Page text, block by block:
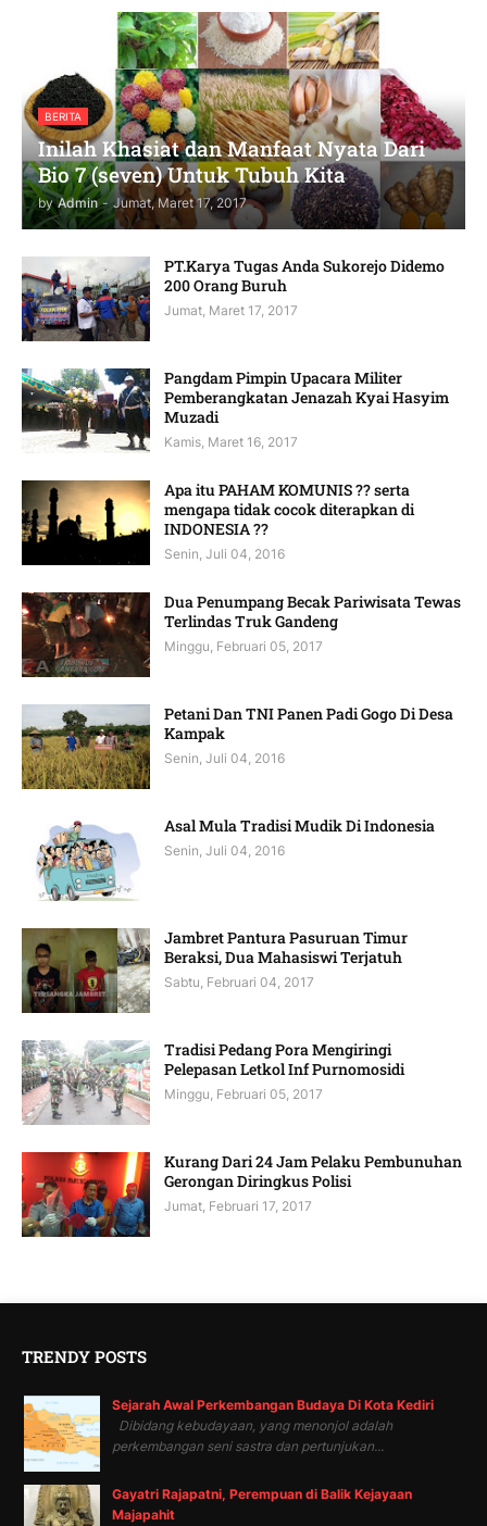
BERITA
Inilah Khasiat dan Manfaat Nyata Dari
Bio 7 (seven) Untuk Tubuh Kita
by Admin - Jumat, Maret 17, 2017
PT.Karya Tugas Anda Sukorejo Didemo
200 Orang Buruh
Jumat, Maret 17, 2017
Pangdam Pimpin Upacara Militer
Pemberangkatan Jenazah Kyai Hasyim
Muzadi
Kamis, Maret 16, 2017
Apa itu PAHAM KOMUNIS ?? serta
mengapa tidak cocok diterapkan di
INDONESIA ??
Senin, Juli 04, 2016
Dua Penumpang Becak Pariwisata Tewas
Terlindas Truk Gandeng
Minggu, Februari 05, 2017
Petani Dan TNI Panen Padi Gogo Di Desa
Kampak
Senin, Juli 04, 2016
Asal Mula Tradisi Mudik Di Indonesia
Senin, Juli 04, 2016
Jambret Pantura Pasuruan Timur
Beraksi, Dua Mahasiswi Terjatuh
Sabtu, Februari 04, 2017
Tradisi Pedang Pora Mengiringi
Pelepasan Letkol Inf Purnomosidi
Minggu, Februari 05, 2017
Kurang Dari 24 Jam Pelaku Pembunuhan
Gerongan Diringkus Polisi
Jumat, Februari 17, 2017
TRENDY POSTS
Sejarah Awal Perkembangan Budaya Di Kota Kediri
Dibidang kebudayaan, yang menonjol adalah
perkembangan seni sastra dan pertunjukan...
Gayatri Rajapatni, Perempuan di Balik Kejayaan
Majapahit